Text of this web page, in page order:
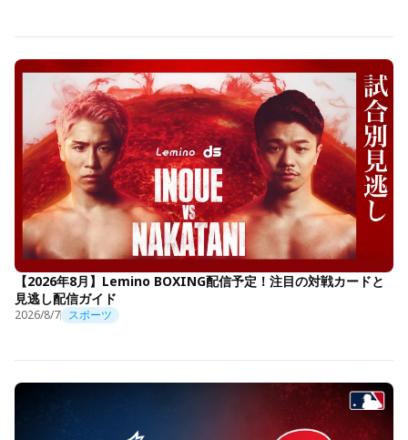
【2026年8月】Lemino BOXING配信予定！注目の対戦カードと
見逃し配信ガイド
2026/8/7 スポーツ